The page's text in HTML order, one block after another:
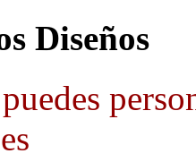
Diseños